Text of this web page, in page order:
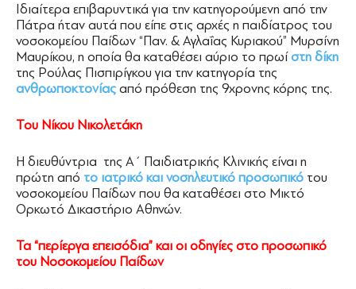
Ιδιαίτερα επιβαρυντικά για την κατηγορούμενη από την
Πάτρα ήταν αυτά που είπε στις αρχές η παιδίατρος του
νοσοκομείου Παίδων “Παν. & Αγλαΐας Κυριακού” Μυρσίνη
Μαυρίκου, η οποία θα καταθέσει αύριο το πρωίστη δίκη
της Ρούλας Πισπιρίγκου για την κατηγορία της
ανθρωποκτονίας από πρόθεση της 9χρονης κόρης της.
Του Νίκου Νικολετάκη
Η διευθύντρια της Α΄ Παιδιατρικής Κλινικής είναι η
πρώτη από το ιατρικό και νοσηλευτικό προσωπικό του
νοσοκομείου Παίδων που θα καταθέσει στο Μικτό
Ορκωτό Δικαστήριο Αθηνών.
Τα “περίεργα επεισόδια” και οι οδηγίες στο προσωπικό
του Νοσοκομείου Παίδων